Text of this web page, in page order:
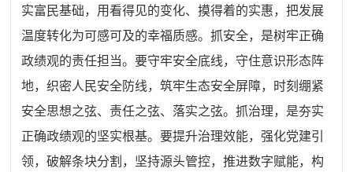
实富民基础，用看得见的变化、摸得着的实惠，把发展
温度转化为可感可及的幸福质感。抓安全，是树牢正确
政绩观的责任担当。要守牢安全底线，守住意识形态阵
地，织密人民安全防线，筑牢生态安全屏障，时刻绷紧
安全思想之弦、责任之弦、落实之弦。抓治理，是夯实
正确政绩观的坚实根基。要提升治理效能，强化党建引
领，破解条块分割，坚持源头管控，推进数字赋能，构